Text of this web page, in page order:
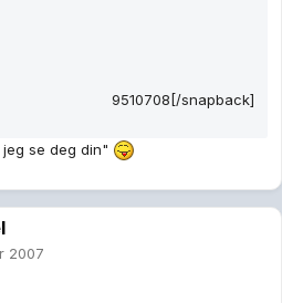
9510708[/snapback]
se deg din"
2007